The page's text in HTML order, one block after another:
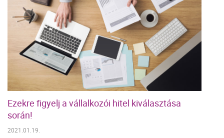
Ezekre figyelj a vállalkozói hitel kiválasztása
során!
2021.01.19.